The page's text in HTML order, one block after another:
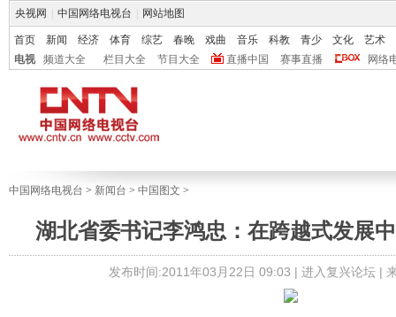
央视网 中国网络电视台 网站地图
首页 新闻 经济 体育 综艺 春晚 戏曲 音乐 科教 青少 文化
艺术
电视
频道大全 栏目大全 节目大全 直播中国 赛事直播 网络
中国网络电视台 > 新闻台 > 中国图文 >
湖北省委书记李鸿忠：在跨越式发展
发布时间:2011年03月22日 09:03 | 进入复兴论坛|